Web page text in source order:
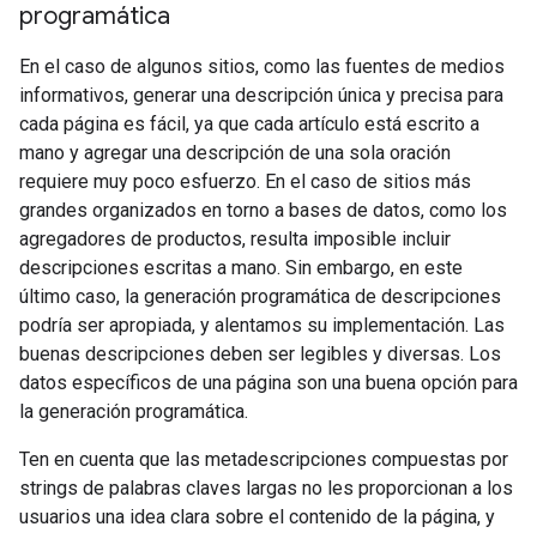
programática
En el caso de algunos sitios, como las fuentes de medios
informativos, generar una descripción única y precisa para
cada página es fácil, ya que cada artículo está escrito a
mano y agregar una descripción de una sola oración
requiere muy poco esfuerzo. En el caso de sitios más
grandes organizados en torno a bases de datos, como los
agregadores de productos, resulta imposible incluir
descripciones escritas a mano. Sin embargo, en este
último caso, la generación programática de descripciones
podría ser apropiada, y alentamos su implementación. Las
buenas descripciones deben ser legibles y diversas. Los
datos específicos de una página son una buena opción para
la generación programática.
Ten en cuenta que las metadescripciones compuestas por
strings de palabras claves largas no les proporcionan a los
usuarios una idea clara sobre el contenido de la página, y